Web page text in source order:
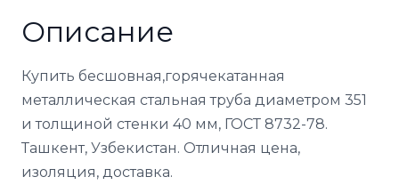
Описание
Купить бесшовная,горячекатанная
металлическая стальная труба диаметром 351
и толщиной стенки 40 мм, ГОСТ 8732-78.
Ташкент, Узбекистан. Отличная цена,
изоляция, доставка.